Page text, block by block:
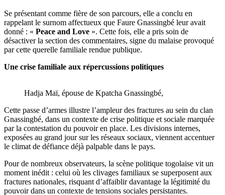
Se présentant comme fière de son parcours, elle a conclu en
rappelant le surnom affectueux que Faure Gnassingbé leur avait
donné : « Peace and Love ». Cette fois, elle a pris soin de
désactiver la section des commentaires, signe du malaise provoqué
par cette querelle familiale rendue publique.
Une crise familiale aux répercussions politiques
Hadja Maï, épouse de Kpatcha Gnassingbé,
Cette passe d’armes illustre l’ampleur des fractures au sein du clan
Gnassingbé, dans un contexte de crise politique et sociale marquée
par la contestation du pouvoir en place. Les divisions internes,
exposées au grand jour sur les réseaux sociaux, viennent accentuer
le climat de défiance déjà palpable dans le pays.
Pour de nombreux observateurs, la scène politique togolaise vit un
moment inédit : celui où les clivages familiaux se superposent aux
fractures nationales, risquant d’affaiblir davantage la légitimité du
pouvoir dans un contexte de tensions sociales persistantes.